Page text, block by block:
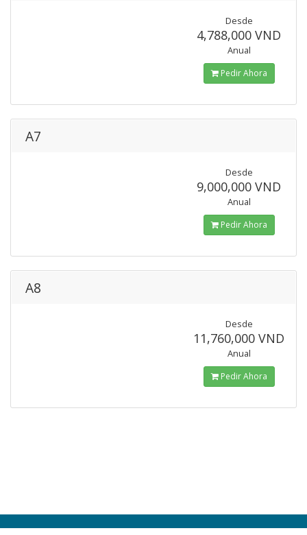
Desde
4,788,000 VND
Anual
Pedir Ahora
A7
Desde
9,000,000 VND
Anual
Pedir Ahora
A8
Desde
11,760,000 VND
Anual
Pedir Ahora